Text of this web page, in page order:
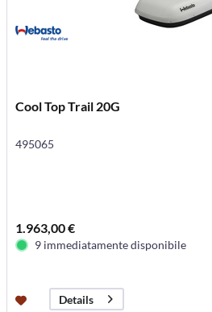
Cool Top Trail 20G
495065
1.963,00 €
9 immediatamente disponibile
Details